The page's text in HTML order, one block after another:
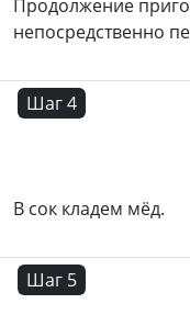
Продолжение
непосредственно
Шаг 4
В сок кладем мёд.
Шаг 5